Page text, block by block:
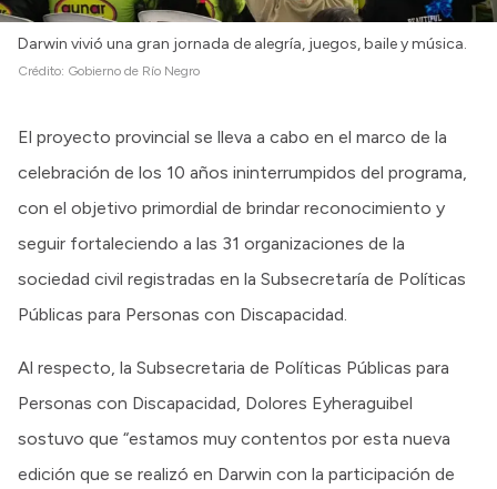
Darwin vivió una gran jornada de alegría, juegos, baile y música.
Crédito: Gobierno de Río Negro
El proyecto provincial se lleva a cabo en el marco de la
celebración de los 10 años ininterrumpidos del programa,
con el objetivo primordial de brindar reconocimiento y
seguir fortaleciendo a las 31 organizaciones de la
sociedad civil registradas en la Subsecretaría de Políticas
Públicas para Personas con Discapacidad.
Al respecto, la Subsecretaria de Políticas Públicas para
Personas con Discapacidad, Dolores Eyheraguibel
sostuvo que “estamos muy contentos por esta nueva
edición que se realizó en Darwin con la participación de